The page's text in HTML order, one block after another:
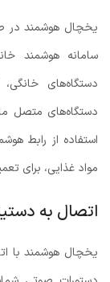
یخچال هوشمند در
سامانه هوشمند
دستگاه‌های
دستگاه‌های متصل
استفاده از رابط
مواد غذایی، برای
اتصال به
یخچال هوشمند با